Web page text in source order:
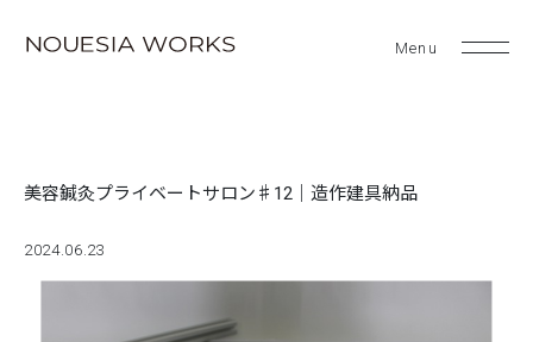
美容鍼灸プライベートサロン♯12｜造作建具納品
2024.06.23